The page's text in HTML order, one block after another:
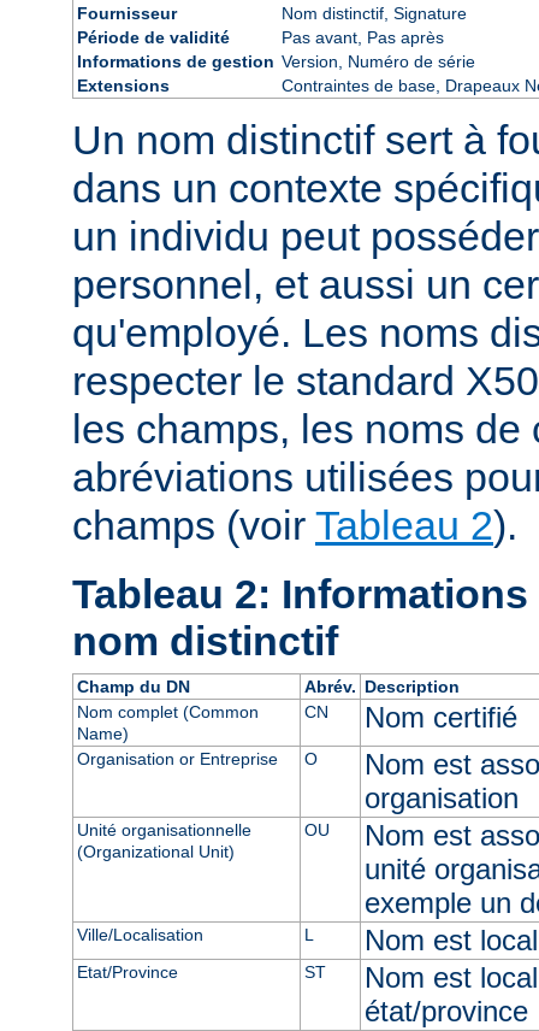
Fournisseur
Nom distinctif, Signature
Période de validité
Pas avant, Pas après
Informations de gestion Version, Numéro de série
Extensions
Contraintes de base, Drapeaux
Un nom distinctif sert à
dans un contexte
un individu peut
personnel, et aussi un
qu'employé. Les noms
respecter le standard
les champs, les noms de
abréviations utilisées
champs (voir Tableau 2).
Tableau 2:
nom distinctif
Champ du DN Abrév. Description
Nom complet (Common
Name)
CN Nom certifié
Organisation or Entreprise O
Nom est
organisation
Unité organisationnelle
(Organizational Unit)
OU
Nom est
unité
exemple un
Ville/Localisation L Nom est
Etat/Province ST
Nom est
état/province